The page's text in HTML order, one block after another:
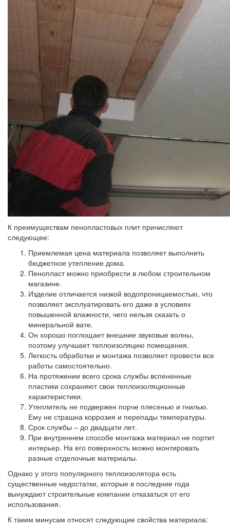
К преимуществам пенопластовых плит причисляют
следующее:
Приемлемая цена материала позволяет выполнить
бюджетное утепление дома.
Пенопласт можно приобрести в любом строительном
магазине.
Изделие отличается низкой водопроницаемостью, что
позволяет эксплуатировать его даже в условиях
повышенной влажности, чего нельзя сказать о
минеральной вате.
Он хорошо поглощает внешние звуковые волны,
поэтому улучшает теплоизоляцию помещения.
Легкость обработки и монтажа позволяет провести все
работы самостоятельно.
На протяжении всего срока службы вспененные
пластики сохраняют свои теплоизоляционные
характеристики.
Утеплитель не подвержен порче плесенью и гнилью.
Ему не страшна коррозия и перепады температуры.
Срок службы – до двадцати лет.
При внутреннем способе монтажа материал не портит
интерьер. На его поверхность можно монтировать
разные отделочные материалы.
Однако у этого популярного теплоизолятора есть
существенные недостатки, которые в последние года
вынуждают строительные компании отказаться от его
использования.
К таким минусам относят следующие свойства материала: